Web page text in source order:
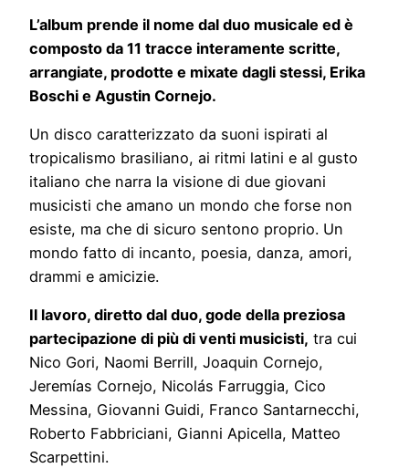
L’album prende il nome dal duo musicale ed è
composto da 11 tracce interamente scritte,
arrangiate, prodotte e mixate dagli stessi, Erika
Boschi e Agustin Cornejo.
Un disco caratterizzato da suoni ispirati al
tropicalismo brasiliano, ai ritmi latini e al gusto
italiano che narra la visione di due giovani
musicisti che amano un mondo che forse non
esiste, ma che di sicuro sentono proprio. Un
mondo fatto di incanto, poesia, danza, amori,
drammi e amicizie.
Il lavoro, diretto dal duo, gode della preziosa
partecipazione di più di venti musicisti, tra cui
Nico Gori, Naomi Berrill, Joaquin Cornejo,
Jeremías Cornejo, Nicolás Farruggia, Cico
Messina, Giovanni Guidi, Franco Santarnecchi,
Roberto Fabbriciani, Gianni Apicella, Matteo
Scarpettini.